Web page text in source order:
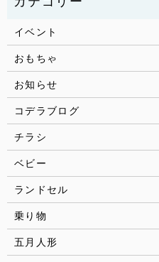
イベント
おもちゃ
お知らせ
コデラブログ
チラシ
ベビー
ランドセル
乗り物
五月人形